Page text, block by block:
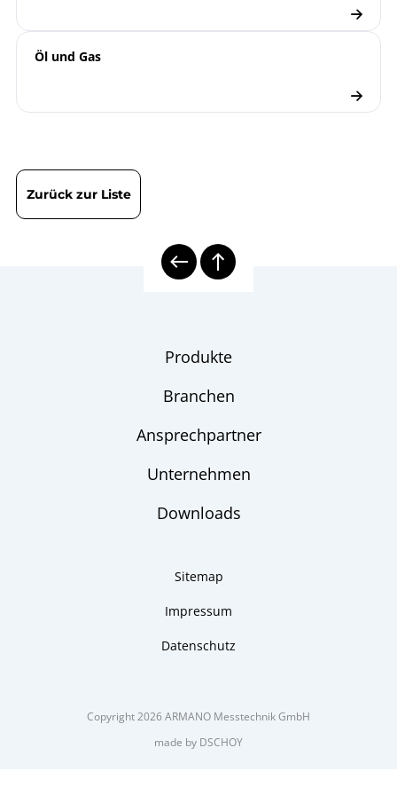
Öl und Gas
Zurück zur Liste
Produkte
Branchen
Ansprechpartner
Unternehmen
Downloads
Sitemap
Impressum
Datenschutz
Copyright 2026 ARMANO Messtechnik GmbH
made by DSCHOY